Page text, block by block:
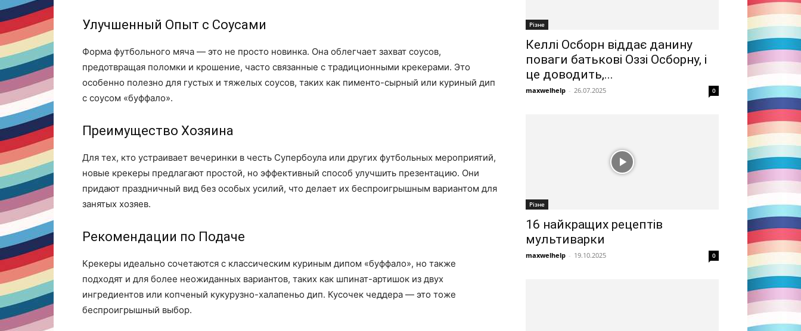
Улучшенный Опыт с Соусами
Форма футбольного мяча — это не просто новинка. Она облегчает захват соусов,
предотвращая поломки и крошение, часто связанные с традиционными крекерами. Это
особенно полезно для густых и тяжелых соусов, таких как пименто-сырный или куриный дип
с соусом «буффало».
Преимущество Хозяина
Для тех, кто устраивает вечеринки в честь Супербоула или других футбольных мероприятий,
новые крекеры предлагают простой, но эффективный способ улучшить презентацию. Они
придают праздничный вид без особых усилий, что делает их беспроигрышным вариантом для
занятых хозяев.
Рекомендации по Подаче
Крекеры идеально сочетаются с классическим куриным дипом «буффало», но также
подходят и для более неожиданных вариантов, таких как шпинат-артишок из двух
ингредиентов или копченый кукурузно-халапеньо дип. Кусочек чеддера — это тоже
беспроигрышный выбор.
Різне
Келлі Осборн віддає данину
поваги батькові Оззі Осборну, і
це доводить,...
maxwelhelp - 26.07.2025 0
Різне
16 найкращих рецептів
мультиварки
maxwelhelp - 19.10.2025 0